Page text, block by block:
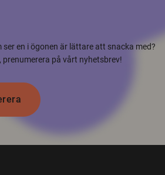
en i ögonen är lättare att snacka med?
på vårt nyhetsbrev!